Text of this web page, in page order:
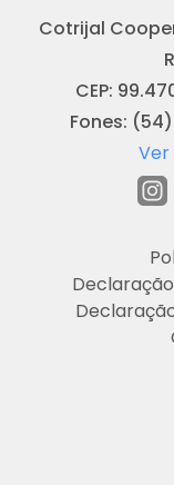
Cotrijal
CEP:
Fones: